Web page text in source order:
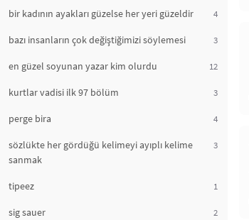
bir kadının ayakları güzelse her yeri güzeldir 4
bazı insanların çok değiştiğimizi söylemesi 3
en güzel soyunan yazar kim olurdu 12
kurtlar vadisi ilk 97 bölüm 3
perge bira 4
sözlükte her gördüğü kelimeyi ayıplı kelime
sanmak
3
tipeez 1
sig sauer 2